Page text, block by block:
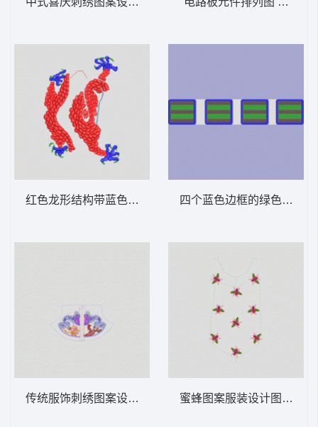
红色龙形结构带蓝色触手 龙
传统服饰刺绣图案设计图 龙凤吉祥民族
四个蓝色边框的绿色网格
蜜蜂图案服装设计图 苍蝇